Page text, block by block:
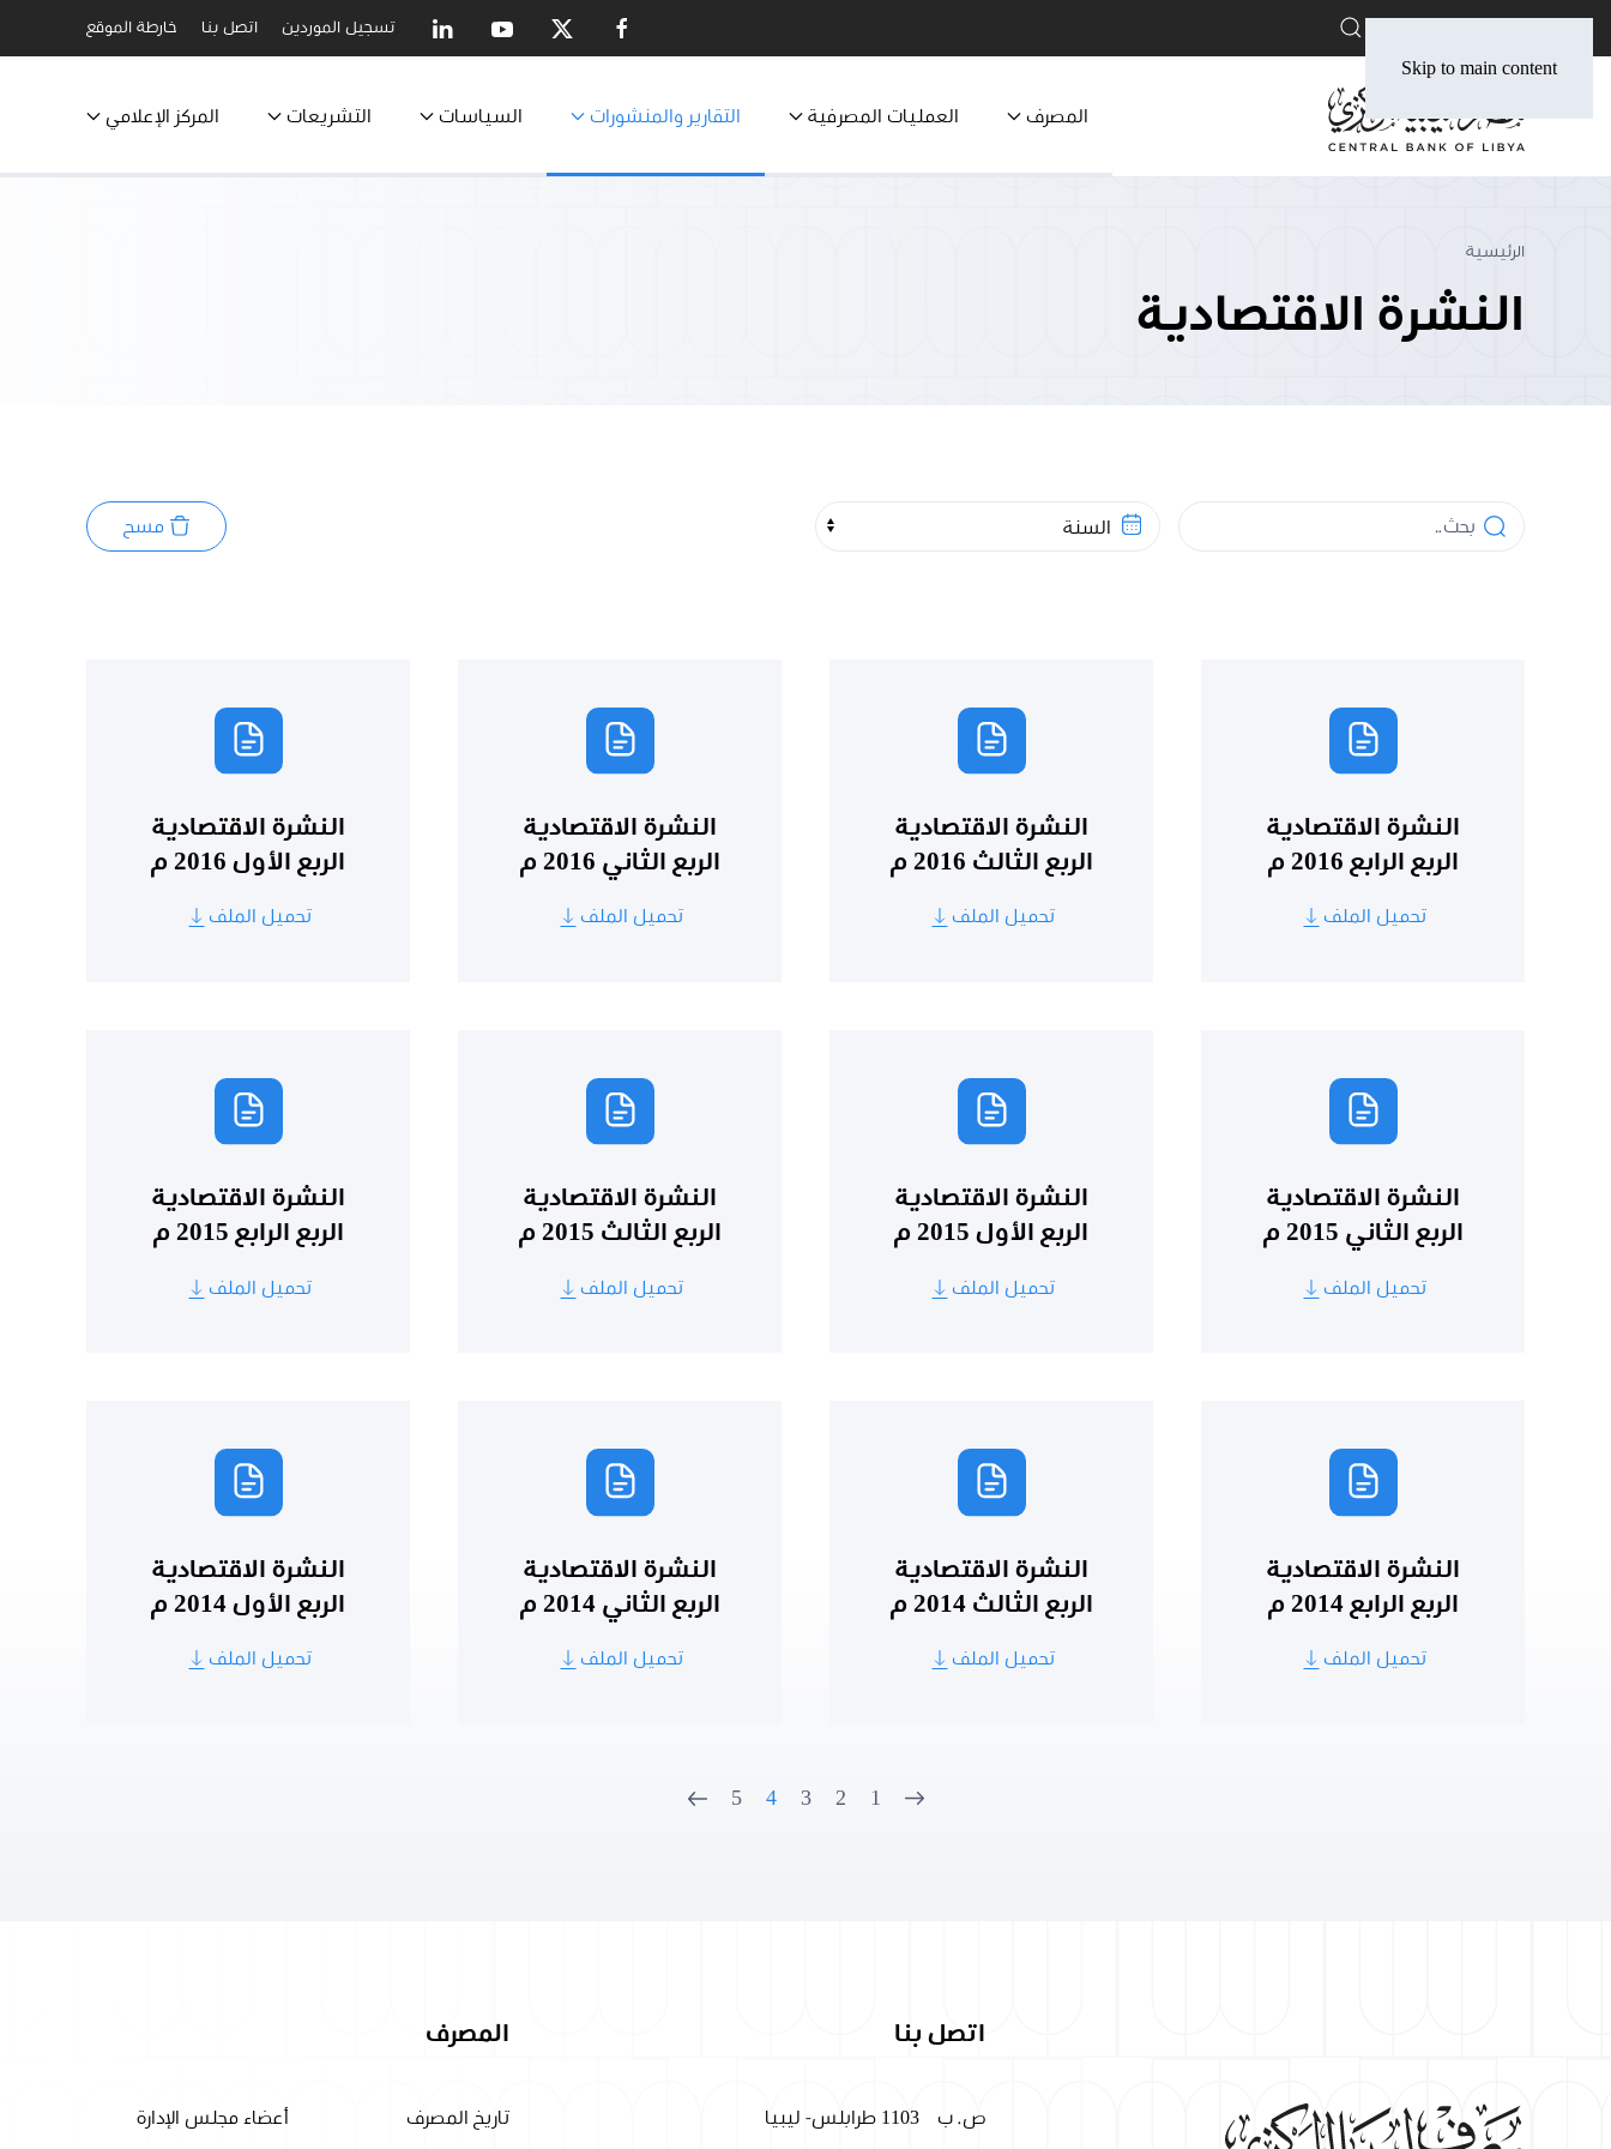
Skip to main content
تسجيل الموردين اتصل بنا خارطة الموقع
المصرف العمليات المصرفية التقارير والمنشورات السياسات التشريعات المركز الإعلامي
الرئيسية
النشرة الاقتصادية
بحث السنة مسح
النشرة الاقتصادية
الربع الرابع 2016 م
تحميل الملف
النشرة الاقتصادية
الربع الثالث 2016 م
تحميل الملف
النشرة الاقتصادية
الربع الثاني 2016 م
تحميل الملف
النشرة الاقتصادية
الربع الأول 2016 م
تحميل الملف
النشرة الاقتصادية
الربع الثاني 2015 م
تحميل الملف
النشرة الاقتصادية
الربع الأول 2015 م
تحميل الملف
النشرة الاقتصادية
الربع الثالث 2015 م
تحميل الملف
النشرة الاقتصادية
الربع الرابع 2015 م
تحميل الملف
النشرة الاقتصادية
الربع الرابع 2014 م
تحميل الملف
النشرة الاقتصادية
الربع الثالث 2014 م
تحميل الملف
النشرة الاقتصادية
الربع الثاني 2014 م
تحميل الملف
النشرة الاقتصادية
الربع الأول 2014 م
تحميل الملف
1
2
3
4
5
اتصل بنا
ص. ب 1103 طرابلس- ليبيا
المصرف
تاريخ المصرف أعضاء مجلس الإدارة